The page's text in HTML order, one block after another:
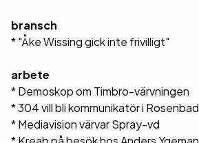
bransch
* "Åke Wissing gick inte frivilligt"
arbete
* Demoskop om Timbro-värvningen
* 304 vill bli kommunikatör i Rosenbad
* Mediavision värvar Spray-vd